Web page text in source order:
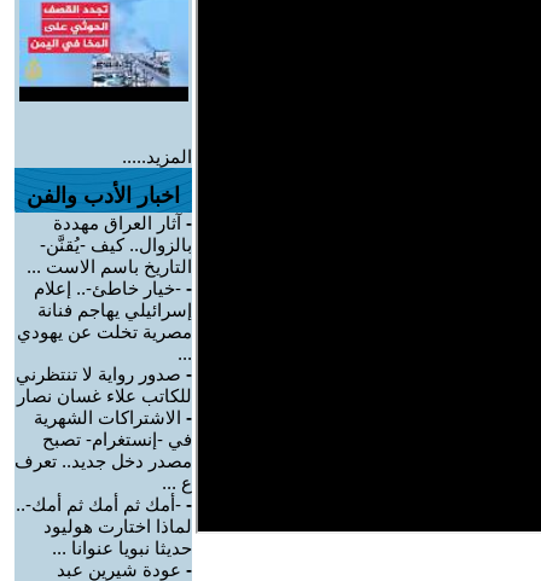
المزيد.....
اخبار الأدب والفن
- آثار العراق مهددة
بالزوال.. كيف -يُقنَّن-
التاريخ باسم الاست ...
- -خيار خاطئ-.. إعلام
إسرائيلي يهاجم فنانة
مصرية تخلت عن يهودي
...
- صدور رواية لا تنتظرني
للكاتب علاء غسان نصار
- الاشتراكات الشهرية
في -إنستغرام- تصبح
مصدر دخل جديد.. تعرف
ع ...
- -أمك ثم أمك ثم أمك-..
لماذا اختارت هوليود
حديثا نبويا عنوانا ...
- عودة شيرين عبد